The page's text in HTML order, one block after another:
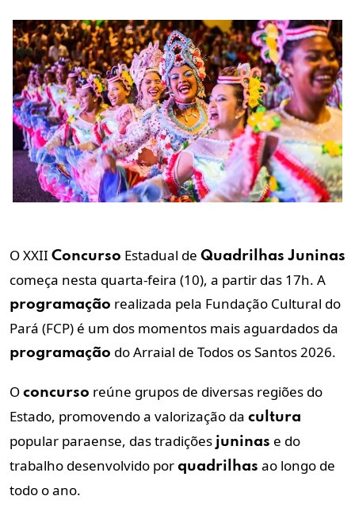
O XXII Concurso Estadual de Quadrilhas Juninas
começa nesta quarta-feira (10), a partir das 17h. A
programação realizada pela Fundação Cultural do
Pará (FCP) é um dos momentos mais aguardados da
programação do Arraial de Todos os Santos 2026.
O concurso reúne grupos de diversas regiões do
Estado, promovendo a valorização da cultura
popular paraense, das tradições juninas e do
trabalho desenvolvido por quadrilhas ao longo de
todo o ano.